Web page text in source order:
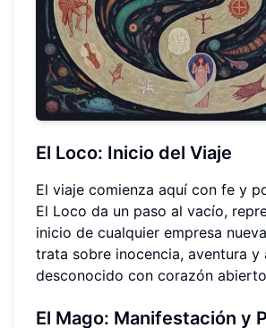
El Loco: Inicio del Viaje
El viaje comienza aquí con fe y
El Loco da un paso al vacío,
inicio de cualquier empresa
trata sobre inocencia, aventura y
desconocido con corazón
El Mago: Manifestación y